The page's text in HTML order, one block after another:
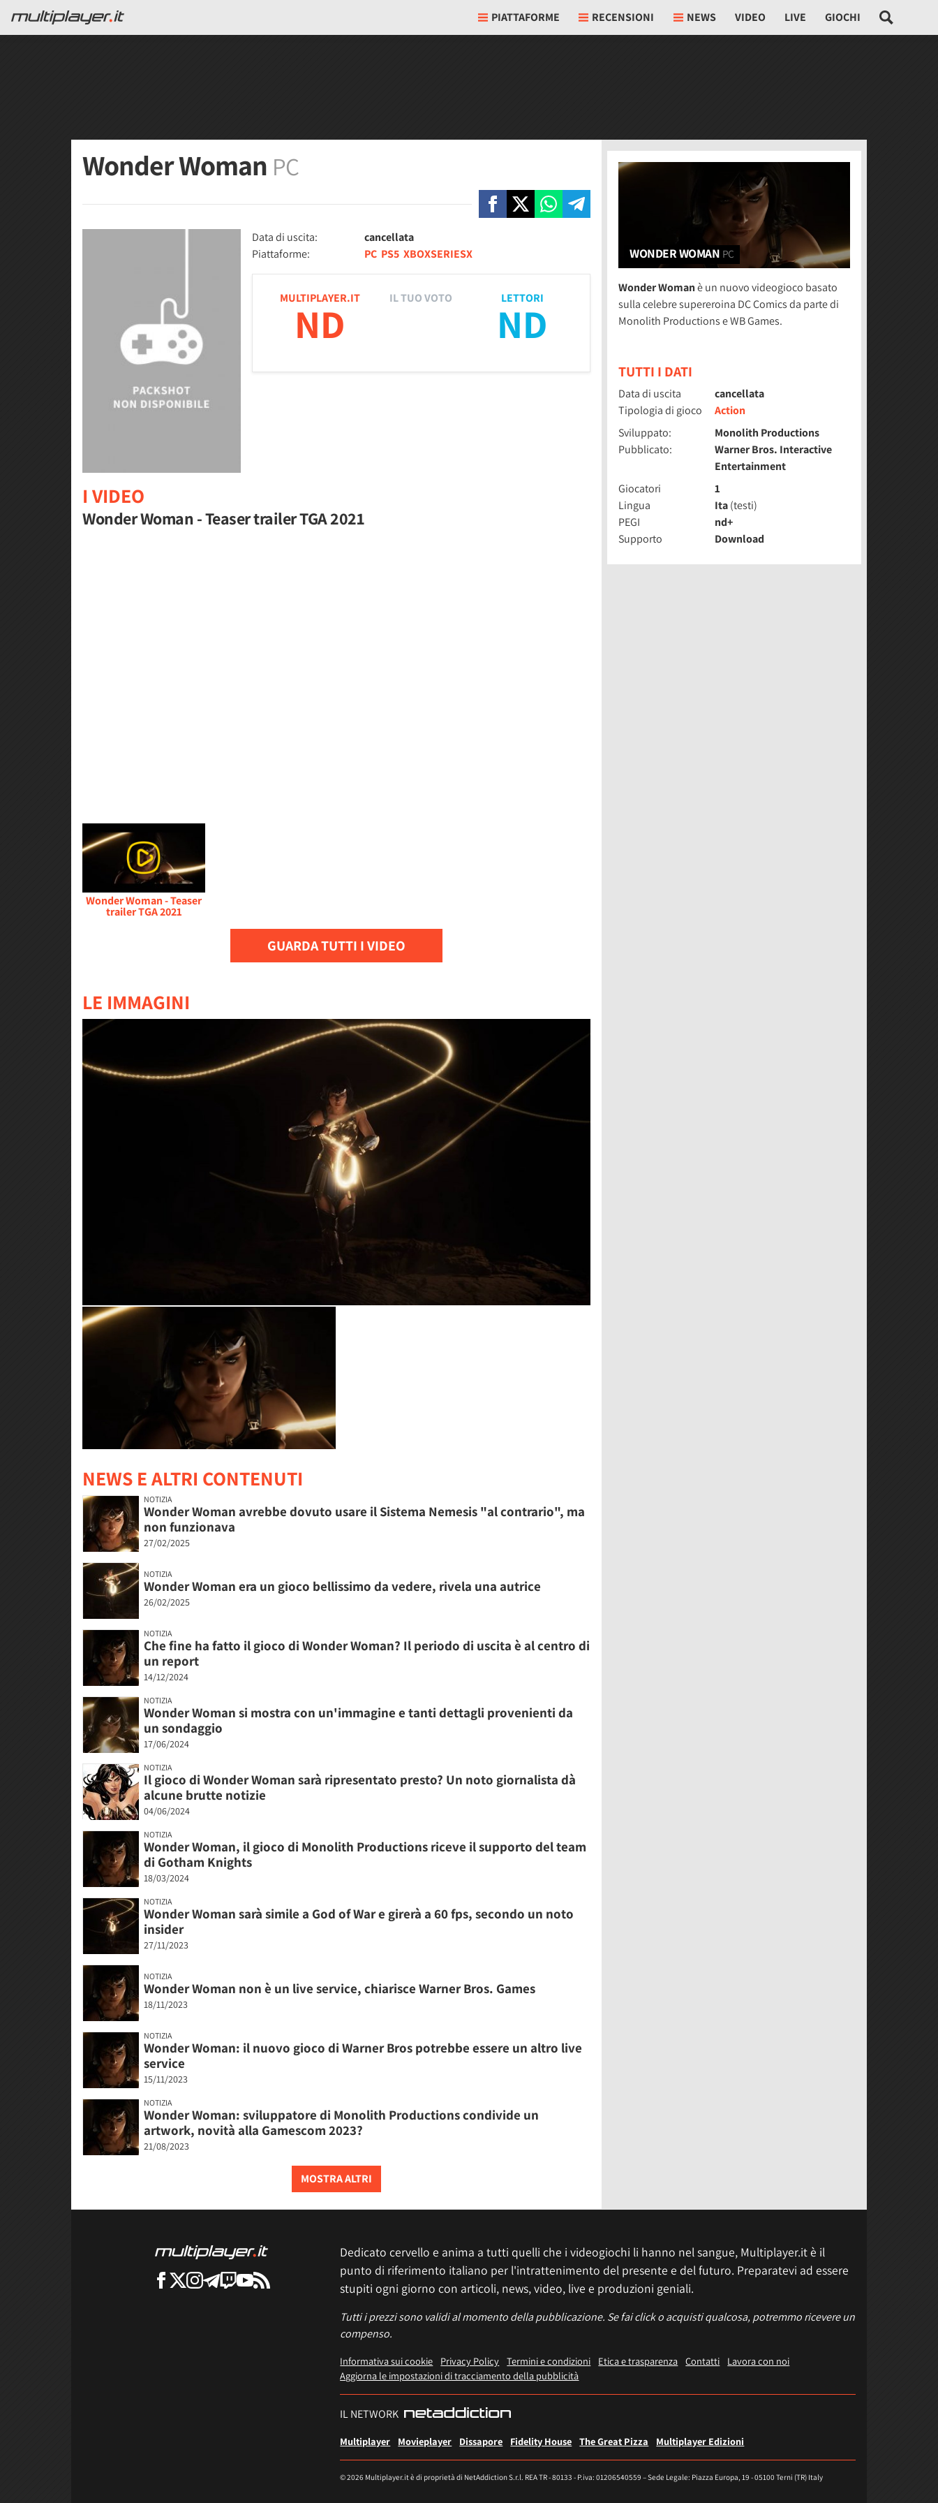
PIATTAFORME RECENSIONI NEWS VIDEO LIVE GIOCHI
Wonder Woman PC
Data di uscita:
cancellata
Piattaforme:
PC PS5 XBOXSERIESX
MULTIPLAYER.IT
ND
LETTORI
ND
IL TUO VOTO
I VIDEO
Wonder Woman - Teaser trailer TGA 2021
Wonder Woman - Teaser
trailer TGA 2021
GUARDA TUTTI I VIDEO
LE IMMAGINI
NEWS E ALTRI CONTENUTI
NOTIZIA
Wonder Woman avrebbe dovuto usare il Sistema Nemesis "al contrario", ma
non funzionava
27/02/2025
NOTIZIA
Wonder Woman era un gioco bellissimo da vedere, rivela una autrice
26/02/2025
NOTIZIA
Che fine ha fatto il gioco di Wonder Woman? Il periodo di uscita è al centro di
un report
14/12/2024
NOTIZIA
Wonder Woman si mostra con un'immagine e tanti dettagli provenienti da
un sondaggio
17/06/2024
NOTIZIA
Il gioco di Wonder Woman sarà ripresentato presto? Un noto giornalista dà
alcune brutte notizie
04/06/2024
NOTIZIA
Wonder Woman, il gioco di Monolith Productions riceve il supporto del team
di Gotham Knights
18/03/2024
NOTIZIA
Wonder Woman sarà simile a God of War e girerà a 60 fps, secondo un noto
insider
27/11/2023
NOTIZIA
Wonder Woman non è un live service, chiarisce Warner Bros. Games
18/11/2023
NOTIZIA
Wonder Woman: il nuovo gioco di Warner Bros potrebbe essere un altro live
service
15/11/2023
NOTIZIA
Wonder Woman: sviluppatore di Monolith Productions condivide un
artwork, novità alla Gamescom 2023?
21/08/2023
MOSTRA ALTRI
WONDER WOMAN PC
Wonder Womanè un nuovo videogioco basato
sulla celebre supereroina DC Comics da parte di
Monolith Productions e WB Games.
TUTTI I DATI
Data di uscita
cancellata
Tipologia di gioco
Action
Sviluppato:
Monolith Productions
Pubblicato:
Warner Bros. Interactive
Entertainment
Giocatori
1
Lingua
Ita(testi)
PEGI
nd+
Supporto
Download
Dedicato cervello e anima a tutti quelli che i videogiochi li hanno nel sangue, Multiplayer.it è il
punto di riferimento italiano per l'intrattenimento del presente e del futuro. Preparatevi ad essere
stupiti ogni giorno con articoli, news, video, live e produzioni geniali.
Tutti i prezzi sono validi al momento della pubblicazione. Se fai click o acquisti qualcosa, potremmo ricevere un
compenso.
Informativa sui cookie Privacy Policy Termini e condizioni Etica e trasparenza Contatti
Lavora con noi
Aggiorna le impostazioni di tracciamento della pubblicità
IL NETWORK
Multiplayer Movieplayer Dissapore Fidelity House The Great Pizza Multiplayer Edizioni
© 2026 Multiplayer.it è di proprietà di NetAddiction S.r.l. REA TR - 80133 - P.iva: 01206540559 – Sede Legale: Piazza Europa, 19 - 05100 Terni (TR) Italy